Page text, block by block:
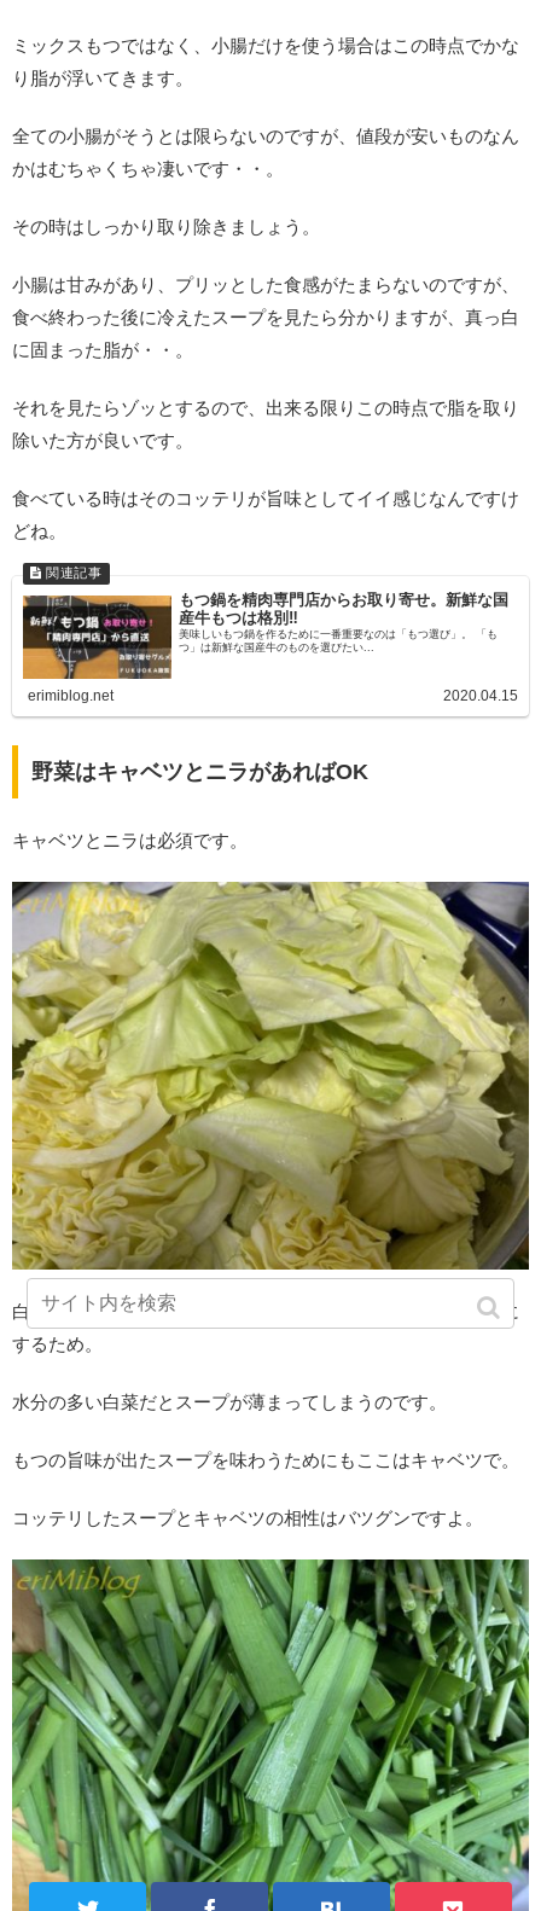
ミックスもつではなく、小腸だけを使う場合はこの時点でかな
り脂が浮いてきます。
全ての小腸がそうとは限らないのですが、値段が安いものなん
かはむちゃくちゃ凄いです・・。
その時はしっかり取り除きましょう。
小腸は甘みがあり、プリッとした食感がたまらないのですが、
食べ終わった後に冷えたスープを見たら分かりますが、真っ白
に固まった脂が・・。
それを見たらゾッとするので、出来る限りこの時点で脂を取り
除いた方が良いです。
食べている時はそのコッテリが旨味としてイイ感じなんですけ
どね。
もつ鍋を精肉専門店からお取り寄せ。新鮮な国
産牛もつは格別‼
美味しいもつ鍋を作るために一番重要なのは「もつ選び」。 「も
つ」は新鮮な国産牛のものを選びたい...
erimiblog.net 2020.04.15
野菜はキャベツとニラがあればOK
キャベツとニラは必須です。
白菜ではなくキャベツを使うのはスープに水分が出ないように
するため。
水分の多い白菜だとスープが薄まってしまうのです。
もつの旨味が出たスープを味わうためにもここはキャベツで。
コッテリしたスープとキャベツの相性はバツグンですよ。